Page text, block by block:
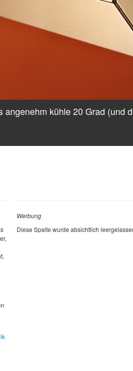
angenehm kühle 20 Grad (und
Werbung
Diese Spalte wurde absichtlich